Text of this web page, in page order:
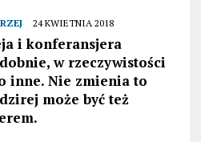
24 KWIETNIA 2018
i konferansjera
w rzeczywistości
inne. Nie zmienia to
może być też